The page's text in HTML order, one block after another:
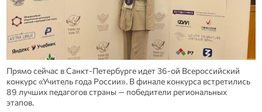
Прямо сейчас в Санкт-Петербурге идет 36-ой Всероссийский
конкурс «Учитель года России». В финале конкурса встретились
89 лучших педагогов страны — победители региональных
этапов.